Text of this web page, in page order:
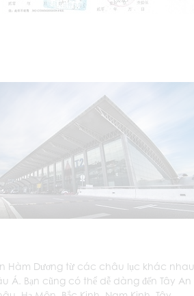
Hàm Dương từ các châu lục khác nhau
Á. Bạn cũng có thể dễ dàng đến Tây An